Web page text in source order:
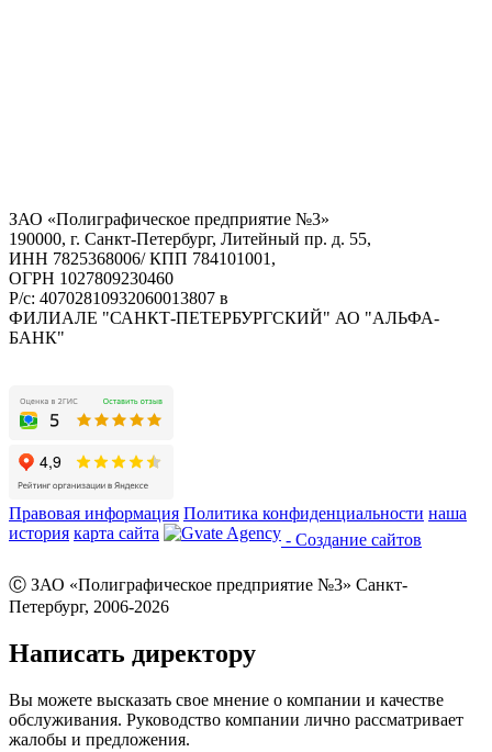
ЗАО «Полиграфическое предприятие №3»
190000, г. Санкт-Петербург, Литейный пр. д. 55,
ИНН 7825368006/ КПП 784101001,
ОГРН 1027809230460
Р/с: 40702810932060013807 в
ФИЛИАЛЕ "САНКТ-ПЕТЕРБУРГСКИЙ" АО "АЛЬФА-
БАНК"
Правовая информация Политика конфиденциальности наша
история карта сайта - Создание сайтов
Ⓒ ЗАО «Полиграфическое предприятие №3» Санкт-
Петербург, 2006-2026
Написать директору
Вы можете высказать свое мнение о компании и качестве
обслуживания. Руководство компании лично рассматривает
жалобы и предложения.